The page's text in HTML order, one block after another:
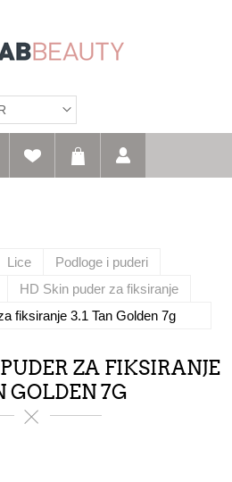
Lice
Podloge i puderi
HD Skin puder za fiksiranje
fiksiranje 3.1 Tan Golden 7g
ZA FIKSIRANJE
GOLDEN 7G